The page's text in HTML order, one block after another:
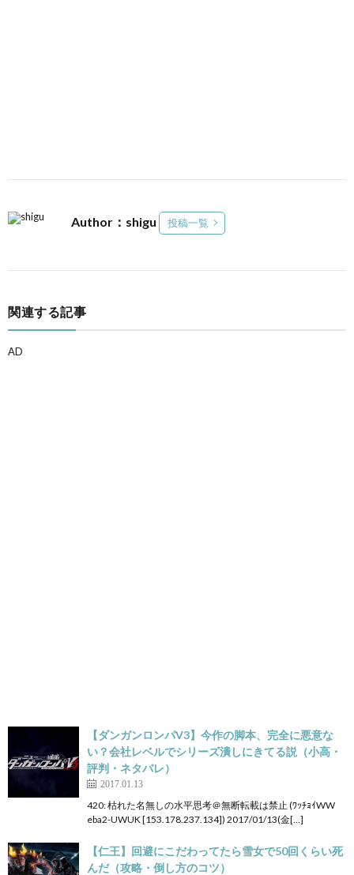
Author：shigu 投稿一覧
関連する記事
AD
【ダンガンロンパV3】今作の脚本、完全に悪意な
い？会社レベルでシリーズ潰しにきてる説（小高・
評判・ネタバレ）
2017.01.13
420: 枯れた名無しの水平思考＠無断転載は禁止 (ﾜｯﾁｮｲWW
eba2-UWUK [153.178.237.134]) 2017/01/13(金[…]
【仁王】回避にこだわってたら雪女で50回くらい死
んだ（攻略・倒し方のコツ）